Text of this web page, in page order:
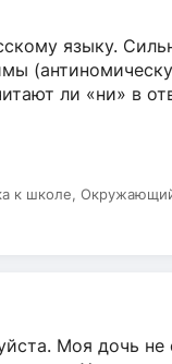
языку.
ли «ни» в
к школе,
Моя дочь не